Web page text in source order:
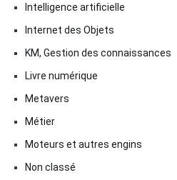
Intelligence artificielle
Internet des Objets
KM, Gestion des connaissances
Livre numérique
Metavers
Métier
Moteurs et autres engins
Non classé